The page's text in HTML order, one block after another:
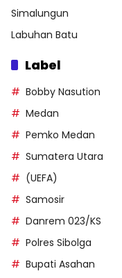
Simalungun
Labuhan Batu
Label
Bobby Nasution
Medan
Pemko Medan
Sumatera Utara
(UEFA)
Samosir
Danrem 023/KS
Polres Sibolga
Bupati Asahan